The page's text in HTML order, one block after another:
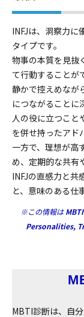
INFJは、洞察力に
タイプです。
物事の本質を見抜
て行動することが
静かで控えめなが
につながることに
人の役に立つこと
を併せ持ったアド
一方で、理想が高
め、定期的な共有
INFJの直感力と共
と、意味のある仕
※この情報は
Personalities,
MBTI診断は、自